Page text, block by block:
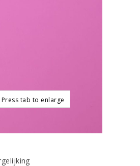
Press tab to enlarge